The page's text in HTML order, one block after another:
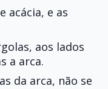
acácia, e as
aos lados
a arca.
da arca, não se